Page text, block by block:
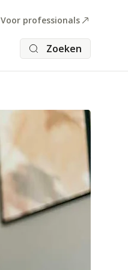
Zoeken
Voor professionals